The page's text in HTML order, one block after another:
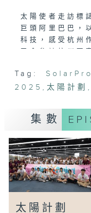
太陽使者走訪標
巨頭阿里巴巴，
科技，感受杭州
這趟旅程不只是
感，想知道杭州
技焦點？太陽使
啟『杭』》和太
程！
Tag:
2025 , 太陽計劃
集數
太陽計劃